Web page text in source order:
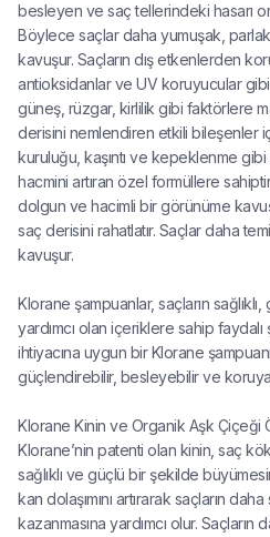
besleyen ve saç tellerindeki hasarı
Böylece saçlar daha yumuşak,
kavuşur. Saçların dış etkenlerden
antioksidanlar ve UV koruyucular
güneş, rüzgar, kirlilik gibi faktörlere
derisini nemlendiren etkili bileşenler
kuruluğu, kaşıntı ve kepeklenme gibi
hacmini artıran özel formüllere
dolgun ve hacimli bir görünüme
saç derisini rahatlatır. Saçlar daha
kavuşur.
Klorane şampuanlar, saçların
yardımcı olan içeriklere sahip faydalı
ihtiyacına uygun bir Klorane
güçlendirebilir, besleyebilir ve
Klorane Kinin ve Organik Aşk Çiçeği
Klorane’nin patenti olan kinin, saç
sağlıklı ve güçlü bir şekilde
kan dolaşımını artırarak saçların
kazanmasına yardımcı olur. Saçların